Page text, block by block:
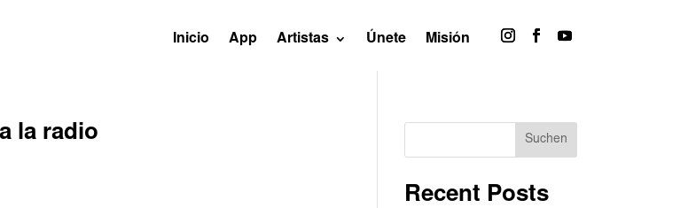
Inicio App Artistas Únete Misión
la radio Suchen
Recent Posts